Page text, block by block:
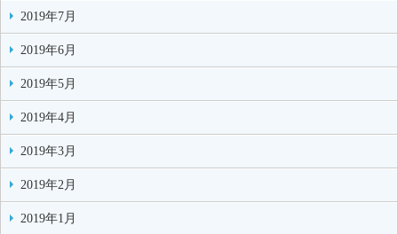
2019年7月
2019年6月
2019年5月
2019年4月
2019年3月
2019年2月
2019年1月